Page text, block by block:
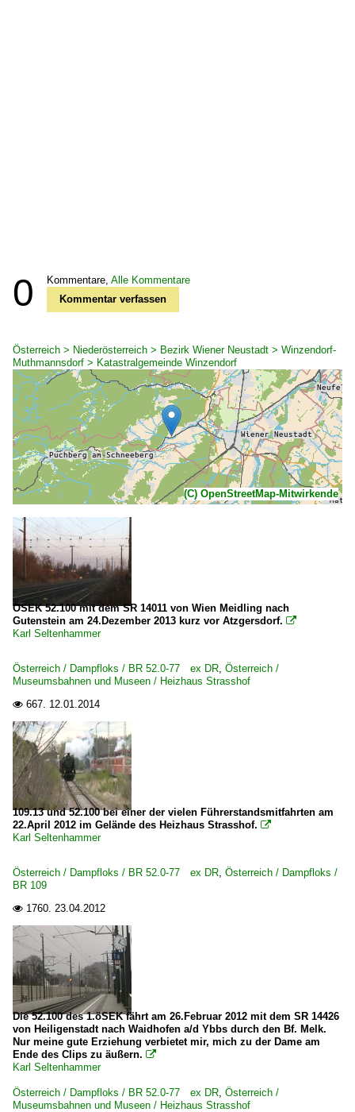
0 Kommentare, Alle Kommentare
Kommentar verfassen
Österreich > Niederösterreich > Bezirk Wiener Neustadt > Winzendorf-
Muthmannsdorf > Katastralgemeinde Winzendorf
(C) OpenStreetMap-Mitwirkende
ÖSEK 52.100 mit dem SR 14011 von Wien Meidling nach
Gutenstein am 24.Dezember 2013 kurz vor Atzgersdorf. 
Karl Seltenhammer
Österreich / Dampfloks / BR 52.0-77 ex DR, Österreich /
Museumsbahnen und Museen / Heizhaus Strasshof
 667. 12.01.2014
109.13 und 52.100 bei einer der vielen Führerstandsmitfahrten am
22.April 2012 im Gelände des Heizhaus Strasshof. 
Karl Seltenhammer
Österreich / Dampfloks / BR 52.0-77 ex DR, Österreich / Dampfloks /
BR 109
 1760. 23.04.2012
Die 52.100 des 1.öSEK fährt am 26.Februar 2012 mit dem SR 14426
von Heiligenstadt nach Waidhofen a/d Ybbs durch den Bf. Melk.
Nur meine gute Erziehung verbietet mir, mich zu der Dame am
Ende des Clips zu äußern. 
Karl Seltenhammer
Österreich / Dampfloks / BR 52.0-77 ex DR, Österreich /
Museumsbahnen und Museen / Heizhaus Strasshof